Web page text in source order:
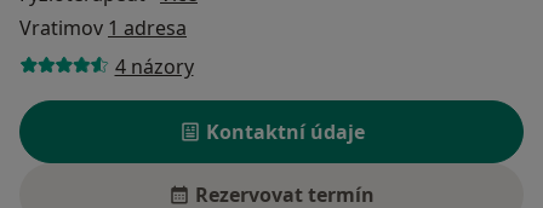
Vratimov 1 adresa
4 názory
Kontaktní údaje
Rezervovat termín